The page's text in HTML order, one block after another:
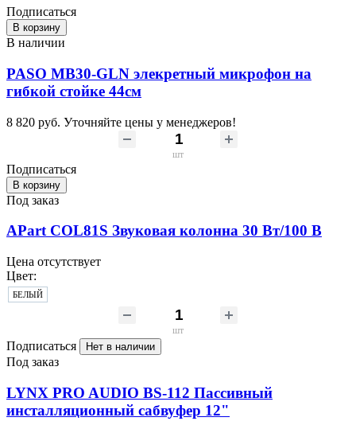
Подписаться
В корзину
В наличии
PASO MB30-GLN элекретный микрофон на
гибкой стойке 44см
8 820 руб. Уточняйте цены у менеджеров!
шт
Подписаться
В корзину
Под заказ
APart COL81S Звуковая колонна 30 Вт/100 В
Цена отсутствует
Цвет:
БЕЛЫЙ
шт
Подписаться Нет в наличии
Под заказ
LYNX PRO AUDIO BS-112 Пассивный
инсталляционный сабвуфер 12"